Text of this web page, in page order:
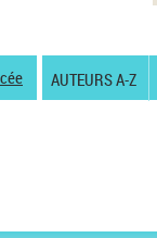
AUTEURS A-Z